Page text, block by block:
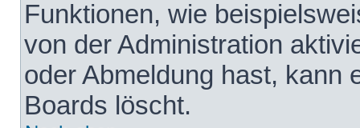
Funktionen, wie
von der Administration
oder Abmeldung hast, kann
Boards löscht.